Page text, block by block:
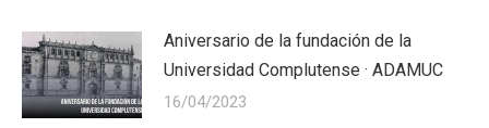
Aniversario de la fundación de la
Universidad Complutense · ADAMUC
16/04/2023